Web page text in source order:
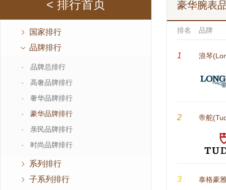
< 排行首页
国家排行
品牌排行
品牌总排行
高奢品牌排行
奢华品牌排行
豪华品牌排行
亲民品牌排行
时尚品牌排行
系列排行
子系列排行
豪华腕表
排名 品牌
1 浪琴
2 帝舵
3 泰格豪